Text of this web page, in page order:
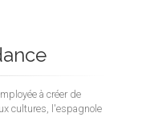
à créer de
cultures, l'espagnole